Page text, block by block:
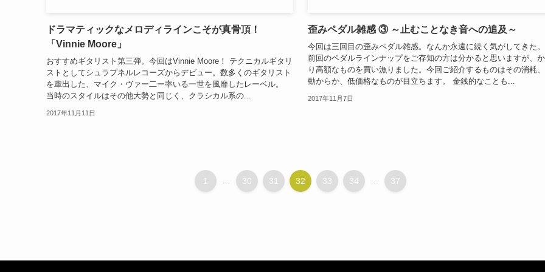
ドラマティックなメロディラインこそが真骨頂！
「Vinnie Moore」
おすすめギタリスト第三弾。今回はVinnie Moore！ テクニカルギタリ
ストとしてシュラプネルレコーズからデビュー。数多くのギタリスト
を輩出した、マイク・ヴァー二ー率いる一世を風靡したレーベル。
当時のスタイルはその他大勢と同じく、クラシカル系の...
2017年11月11日
歪みペダル雑感 ③ ～止むことなき音への追及～
今回は三回目の歪みペダル雑感。なんか永遠に続く気がしてきた。
前回のペダルラインナップをご存知の方は分かると思いますが、
り高額なものを買い漁りました。今回ご紹介するものはその消耗
動からか、低価格なものが目立ちます。 金銭的なことも...
2017年11月7日
1 30 31 32 33 34 37